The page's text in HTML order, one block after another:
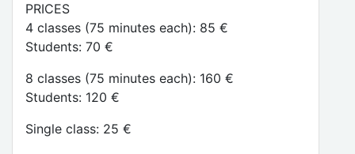
PRICES
4 classes (75 minutes each): 85 €
Students: 70 €
8 classes (75 minutes each): 160 €
Students: 120 €
Single class: 25 €